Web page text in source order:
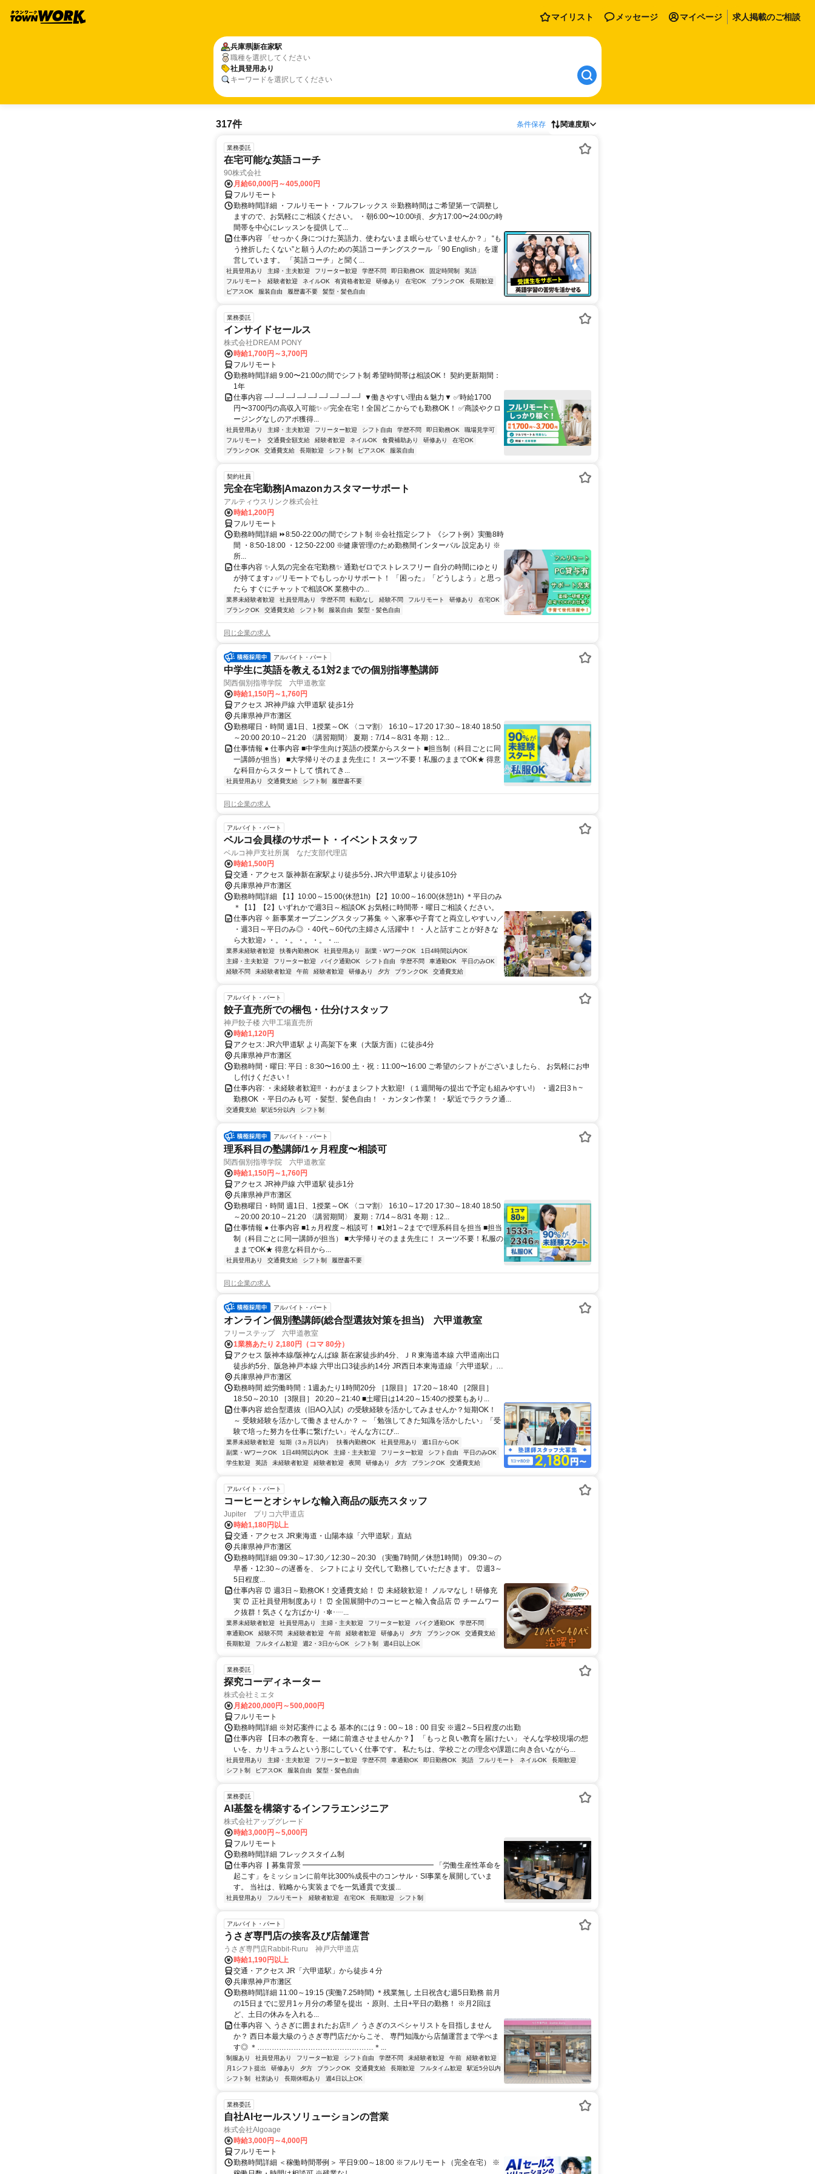
マイリスト メッセージ マイページ 求人掲載のご相談
兵庫県新在家駅
職種を選択してください
社員登用あり
キーワードを選択してください
317件 条件保存 関連度順
業務委託
在宅可能な英語コーチ
90株式会社
月給60,000円～405,000円
フルリモート
勤務時間詳細 ・フルリモート・フルフレックス ※勤務時間はご希望第一で調整し
ますので、お気軽にご相談ください。 ・朝6:00〜10:00頃、夕方17:00〜24:00の時
間帯を中心にレッスンを提供して...
仕事内容 「せっかく身につけた英語力、使わないまま眠らせていませんか？」 “も
う挫折したくない”と願う人のための英語コーチングスクール 「90 English」を運
営しています。 「英語コーチ」と聞く...
社員登用あり 主婦・主夫歓迎 フリーター歓迎 学歴不問 即日勤務OK 固定時間制
英語
フルリモート
経験者歓迎 ネイルOK 有資格者歓迎 研修あり 在宅OK ブランクOK
長期歓迎
ピアスOK
服装自由 履歴書不要 髪型・髪色自由
業務委託
インサイドセールス
株式会社DREAM PONY
時給1,700円～3,700円
フルリモート
勤務時間詳細 9:00〜21:00の間でシフト制 希望時間帯は相談OK！ 契約更新期間：
1年
仕事内容 ─┘─┘─┘─┘─┘─┘─┘─┘─┘ ▼働きやすい理由＆魅力▼ ✅時給1700
円〜3700円の高収入可能✨ ✅完全在宅！全国どこからでも勤務OK！ ✅商談やクロ
ージングなしのアポ獲得...
社員登用あり 主婦・主夫歓迎 フリーター歓迎 シフト自由 学歴不問 即日勤務OK
職場見学可
フルリモート
交通費全額支給 経験者歓迎 ネイルOK 食費補助あり 研修あり
在宅OK
ブランクOK
交通費支給 長期歓迎 シフト制 ピアスOK 服装自由
契約社員
完全在宅勤務|Amazonカスタマーサポート
アルティウスリンク株式会社
時給1,200円
フルリモート
勤務時間詳細 ⏩8:50-22:00の間でシフト制 ※会社指定シフト 《シフト例》実働8時
間 ・8:50-18:00 ・12:50-22:00 ※健康管理のため勤務間インターバル 設定あり ※
所...
仕事内容 ✨人気の完全在宅勤務✨ 通勤ゼロでストレスフリー 自分の時間にゆとり
が持てます♪ ✅リモートでもしっかりサポート！ 「困った」「どうしよう」と思っ
たら すぐにチャットで相談OK 業務中の...
業界未経験者歓迎 社員登用あり 学歴不問 転勤なし 経験不問 フルリモート 研修あり
在宅OK
ブランクOK
交通費支給 シフト制 服装自由 髪型・髪色自由
同じ企業の求人
アルバイト・パート
中学生に英語を教える1対2までの個別指導塾講師
関西個別指導学院 六甲道教室
時給1,150円～1,760円
アクセス JR神戸線 六甲道駅 徒歩1分
兵庫県神戸市灘区
勤務曜日・時間 週1日、1授業～OK 〈コマ割〉 16:10～17:20 17:30～18:40 18:50
～20:00 20:10～21:20 〈講習期間〉 夏期：7/14～8/31 冬期：12...
仕事情報 ● 仕事内容 ■中学生向け英語の授業からスタート ■担当制（科目ごとに同
一講師が担当） ■大学帰りそのまま先生に！ スーツ不要！私服のままでOK★ 得意
な科目からスタートして 慣れてき...
社員登用あり 交通費支給 シフト制 履歴書不要
同じ企業の求人
アルバイト・パート
ベルコ会員様のサポート・イベントスタッフ
ベルコ神戸支社所属 なだ支部代理店
時給1,500円
交通・アクセス 阪神新在家駅より徒歩5分､JR六甲道駅より徒歩10分
兵庫県神戸市灘区
勤務時間詳細 【1】10:00～15:00(休憩1h) 【2】10:00～16:00(休憩1h) ＊平日のみ
＊【1】【2】いずれかで週3日～相談OK お気軽に時間帯・曜日ご相談ください。
仕事内容 ✧ 新事業オープニングスタッフ募集 ✧ ＼家事や子育てと両立しやすい♪／
・週3日～平日のみ◎ ・40代～60代の主婦さん活躍中！ ・人と話すことが好きな
ら大歓迎♪ ・。・。・。・。・...
業界未経験者歓迎 扶養内勤務OK 社員登用あり 副業・WワークOK
1日4時間以内OK
主婦・主夫歓迎
フリーター歓迎 バイク通勤OK シフト自由 学歴不問 車通勤OK
平日のみOK
経験不問
未経験者歓迎 午前 経験者歓迎 研修あり 夕方 ブランクOK 交通費支給
アルバイト・パート
餃子直売所での梱包・仕分けスタッフ
神戸餃子楼 六甲工場直売所
時給1,120円
アクセス: JR六甲道駅 より高架下を東（大阪方面）に徒歩4分
兵庫県神戸市灘区
勤務時間・曜日: 平日：8:30〜16:00 土・祝：11:00〜16:00 ご希望のシフトがございましたら、 お気軽にお申
し付けください！
仕事内容: ・未経験者歓迎!! ・わがままシフト大歓迎! （１週間毎の提出で予定も組みやすい!） ・週2日3ｈ~
勤務OK ・平日のみも可 ・髪型、髪色自由！ ・カンタン作業！ ・駅近でラクラク通...
交通費支給 駅近5分以内 シフト制
アルバイト・パート
理系科目の塾講師/1ヶ月程度〜相談可
関西個別指導学院 六甲道教室
時給1,150円～1,760円
アクセス JR神戸線 六甲道駅 徒歩1分
兵庫県神戸市灘区
勤務曜日・時間 週1日、1授業～OK 〈コマ割〉 16:10～17:20 17:30～18:40 18:50
～20:00 20:10～21:20 〈講習期間〉 夏期：7/14～8/31 冬期：12...
仕事情報 ● 仕事内容 ■1ヵ月程度～相談可！ ■1対1～2までで理系科目を担当 ■担当
制（科目ごとに同一講師が担当） ■大学帰りそのまま先生に！ スーツ不要！私服の
ままでOK★ 得意な科目から...
社員登用あり 交通費支給 シフト制 履歴書不要
同じ企業の求人
アルバイト・パート
オンライン個別塾講師(総合型選抜対策を担当) 六甲道教室
フリーステップ 六甲道教室
1業務あたり 2,180円（コマ 80分）
アクセス 阪神本線/阪神なんば線 新在家徒歩約4分、ＪＲ東海道本線 六甲道南出口
徒歩約5分、阪急神戸本線 六甲出口3徒歩約14分 JR西日本東海道線「六甲道駅」よ
り徒歩5分
兵庫県神戸市灘区
勤務時間 総労働時間：1週あたり1時間20分 ［1限目］ 17:20～18:40 ［2限目］
18:50～20:10 ［3限目］ 20:20～21:40 ■土曜日は14:20～15:40の授業もあり...
仕事内容 総合型選抜（旧AO入試）の受験経験を活かしてみませんか？短期OK！
～ 受験経験を活かして働きませんか？ ～ 「勉強してきた知識を活かしたい」「受
験で培った努力を仕事に繋げたい」そんな方にぴ...
業界未経験者歓迎 短期（3ヵ月以内） 扶養内勤務OK 社員登用あり
週1日からOK
副業・WワークOK
1日4時間以内OK 主婦・主夫歓迎 フリーター歓迎 シフト自由
平日のみOK
学生歓迎
英語 未経験者歓迎 経験者歓迎 夜間 研修あり 夕方 ブランクOK 交通費支給
アルバイト・パート
コーヒーとオシャレな輸入商品の販売スタッフ
Jupiter プリコ六甲道店
時給1,180円以上
交通・アクセス JR東海道・山陽本線「六甲道駅」直結
兵庫県神戸市灘区
勤務時間詳細 09:30～17:30／12:30～20:30 （実働7時間／休憩1時間） 09:30～の
早番・12:30～の遅番を、 シフトにより 交代して勤務していただきます。 ⏰週3～
5日程度...
仕事内容 ⏰ 週3日～勤務OK！交通費支給！ ⏰ 未経験歓迎！ ノルマなし！研修充
実 ⏰ 正社員登用制度あり！ ⏰ 全国展開中のコーヒーと輸入食品店 ⏰ チームワー
ク抜群！気さくな方ばかり ･✼･┈...
業界未経験者歓迎 社員登用あり 主婦・主夫歓迎 フリーター歓迎 バイク通勤OK
学歴不問
車通勤OK
経験不問 未経験者歓迎 午前 経験者歓迎 研修あり 夕方 ブランクOK
交通費支給
長期歓迎
フルタイム歓迎 週2・3日からOK シフト制 週4日以上OK
業務委託
探究コーディネーター
株式会社ミエタ
月給200,000円～500,000円
フルリモート
勤務時間詳細 ※対応案件による 基本的には 9：00～18：00 目安 ※週2～5日程度の出勤
仕事内容 【日本の教育を、一緒に前進させませんか？】 「もっと良い教育を届けたい」 そんな学校現場の想
いを、カリキュラムという形にしていく仕事です。 私たちは、学校ごとの理念や課題に向き合いながら...
社員登用あり 主婦・主夫歓迎 フリーター歓迎 学歴不問 車通勤OK 即日勤務OK 英語 フルリモート ネイルOK
長期歓迎
シフト制
ピアスOK 服装自由 髪型・髪色自由
業務委託
AI基盤を構築するインフラエンジニア
株式会社アップグレード
時給3,000円～5,000円
フルリモート
勤務時間詳細 フレックスタイム制
仕事内容 ▏募集背景 ━━━━━━━━━━━━━━━━━━ 「労働生産性革命を
起こす」をミッションに前年比300%成長中のコンサル・SI事業を展開していま
す。 当社は、戦略から実装までを一気通貫で支援...
社員登用あり フルリモート 経験者歓迎 在宅OK 長期歓迎 シフト制
アルバイト・パート
うさぎ専門店の接客及び店舗運営
うさぎ専門店Rabbit-Ruru 神戸六甲道店
時給1,190円以上
交通・アクセス JR「六甲道駅」から徒歩４分
兵庫県神戸市灘区
勤務時間詳細 11:00～19:15 (実働7.25時間) ＊残業無し 土日祝含む週5日勤務 前月
の15日までに翌月1ヶ月分の希望を提出 ・原則、土日+平日の勤務！ ※月2回ほ
ど、土日の休みを入れる...
仕事内容 ＼ うさぎに囲まれたお店!! ／ うさぎのスペシャリストを目指しません
か？ 西日本最大級のうさぎ専門店だからこそ、 専門知識から店舗運営まで学べま
す◎ ＊…………………………………………＊...
制服あり 社員登用あり フリーター歓迎 シフト自由 学歴不問 未経験者歓迎 午前
経験者歓迎
月1シフト提出
研修あり 夕方 ブランクOK 交通費支給 長期歓迎 フルタイム歓迎
駅近5分以内
シフト制
社割あり 長期休暇あり 週4日以上OK
業務委託
自社AIセールスソリューションの営業
株式会社Algoage
時給3,000円～4,000円
フルリモート
勤務時間詳細 ＜稼働時間帯例＞ 平日9:00～18:00 ※フルリモート（完全在宅） ※